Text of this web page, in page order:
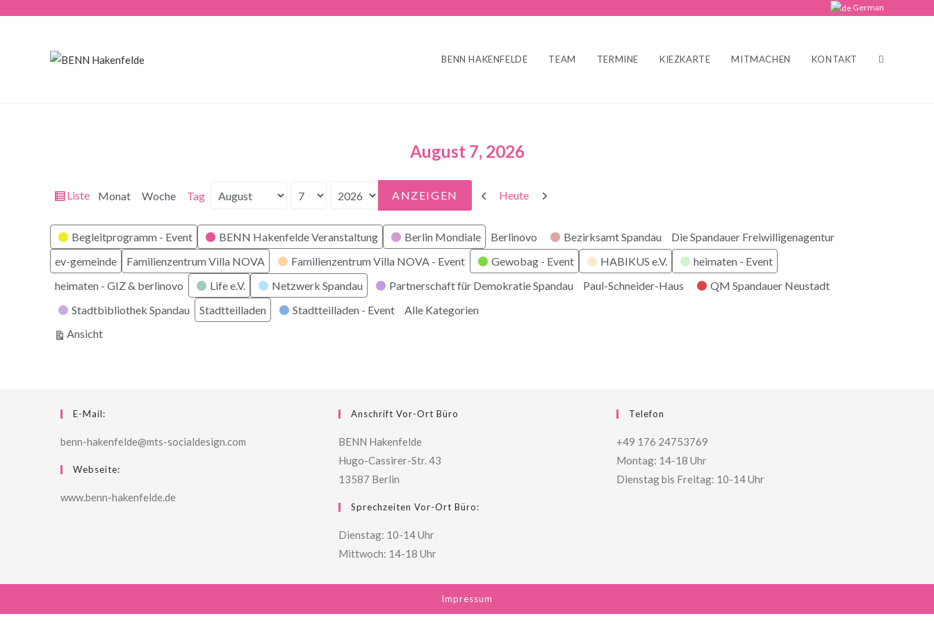
German
BENN HAKENFELDE TEAM TERMINE KIEZKARTE MITMACHEN KONTAKT
August 7, 2026
Ansicht
Liste Monat Woche Tag
Monat
Tag
Jahr
Zurück
Heute Weiter
Kategorien
Begleitprogramm - Event BENN Hakenfelde Veranstaltung Berlin Mondiale Berlinovo Bezirksamt Spandau
Die Spandauer Freiwilligenagentur
ev-gemeinde
Familienzentrum Villa NOVA Familienzentrum Villa NOVA - Event Gewobag - Event HABIKUS e.V.
heimaten - Event
heimaten - GIZ & berlinovo
Life e.V. Netzwerk Spandau Partnerschaft für Demokratie Spandau Paul-Schneider-Haus
QM Spandauer Neustadt
Stadtbibliothek Spandau
Stadtteilladen Stadtteilladen - Event
Alle Kategorien
Ansichtausdrucken
E-Mail:
benn-hakenfelde@mts-socialdesign.com
Webseite:
www.benn-hakenfelde.de
Anschrift Vor-Ort Büro
BENN Hakenfelde
Hugo-Cassirer-Str. 43
13587 Berlin
Sprechzeiten Vor-Ort Büro:
Dienstag: 10-14 Uhr
Mittwoch: 14-18 Uhr
Telefon
+49 176 24753769
Montag: 14-18 Uhr
Dienstag bis Freitag: 10-14 Uhr
Impressum